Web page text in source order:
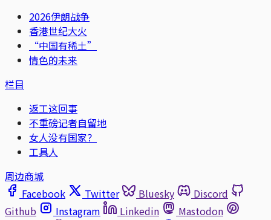
2026伊朗战争
香港世纪大火
“中国有稀土”
情色的未来
栏目
返工这回事
不重磅记者自留地
女人没有国家？
工具人
周边商城
Facebook
Twitter Bluesky
Discord
Github
Instagram Linkedin
Mastodon